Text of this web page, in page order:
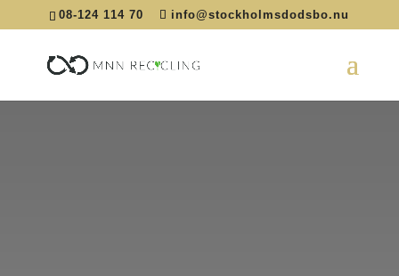
08-124 114 70 info@stockholmsdodsbo.nu